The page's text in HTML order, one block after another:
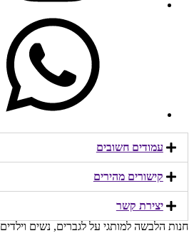
עמודים חשובים
קישורים מהירים​
יצירת קשר​
חנות הלבשה למותגי על לגברים, נשים וילדים